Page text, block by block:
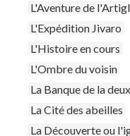
L'Aventure de
L'Expédition Jivaro
L'Histoire en cours
L'Ombre du voisin
La Banque de la
La Cité des abeilles
La Découverte ou